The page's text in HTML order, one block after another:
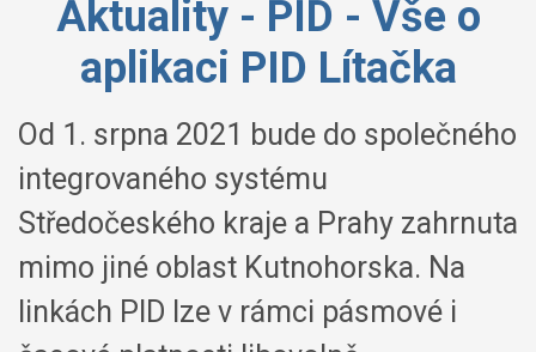
Aktuality - PID - Vše o
aplikaci PID Lítačka
Od 1. srpna 2021 bude do společného
integrovaného systému
Středočeského kraje a Prahy zahrnuta
mimo jiné oblast Kutnohorska. Na
linkách PID lze v rámci pásmové i